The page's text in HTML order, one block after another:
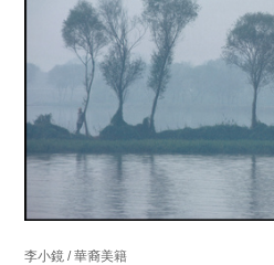
李小鏡 / 華裔美籍